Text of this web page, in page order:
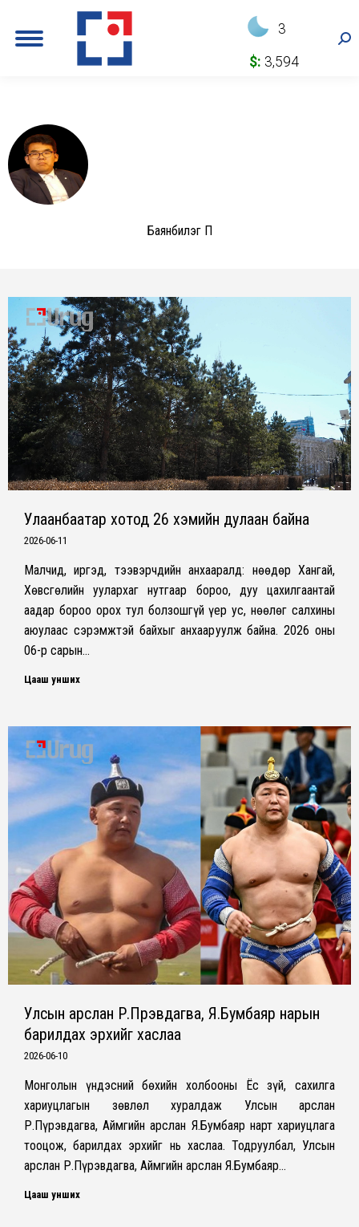
3
$: 3,594
Баянбилэг П
Улаанбаатар хотод 26 хэмийн дулаан байна
2026-06-11
Малчид, иргэд, тээвэрчдийн анхааралд: Өнөөдөр Хангай,
Хөвсгөлийн уулархаг нутгаар бороо, дуу цахилгаантай
аадар бороо орох тул болзошгүй үер ус, нөөлөг салхины
аюулаас сэрэмжтэй байхыг анхааруулж байна. 2026 оны
06-р сарын…
Цааш унших
Улсын арслан Р.Пүрэвдагва, Я.Бумбаяр нарын
барилдах эрхийг хаслаа
2026-06-10
Монголын үндэсний бөхийн холбооны Ёс зүй, сахилга
хариуцлагын зөвлөл хуралдаж Улсын арслан
Р.Пүрэвдагва, Аймгийн арслан Я.Бумбаяр нарт хариуцлага
тооцож, барилдах эрхийг нь хаслаа. Тодруулбал, Улсын
арслан Р.Пүрэвдагва, Аймгийн арслан Я.Бумбаяр…
Цааш унших